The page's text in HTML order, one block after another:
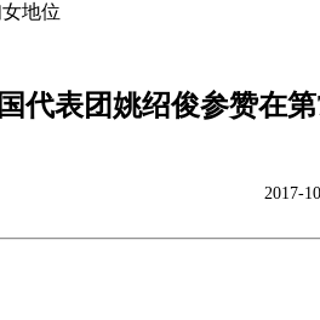
地位
代表团姚绍俊参赞在
2017-